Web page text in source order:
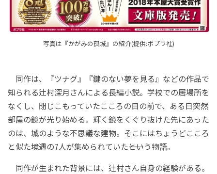
写真は『かがみの孤城』の紹介(提供:ポプラ社)
同作は、『ツナグ』『鍵のない夢を見る』などの作品で
知られる辻村深月さんによる長編小説。学校での居場所を
なくし、閉じこもっていたこころの目の前で、ある日突然
部屋の鏡が光り始める。輝く鏡をくぐり抜けた先にあった
のは、城のような不思議な建物。そこにはちょうどこころ
と似た境遇の7人が集められていた――という物語。
同作が生まれた背景には、辻村さん自身の経験がある。